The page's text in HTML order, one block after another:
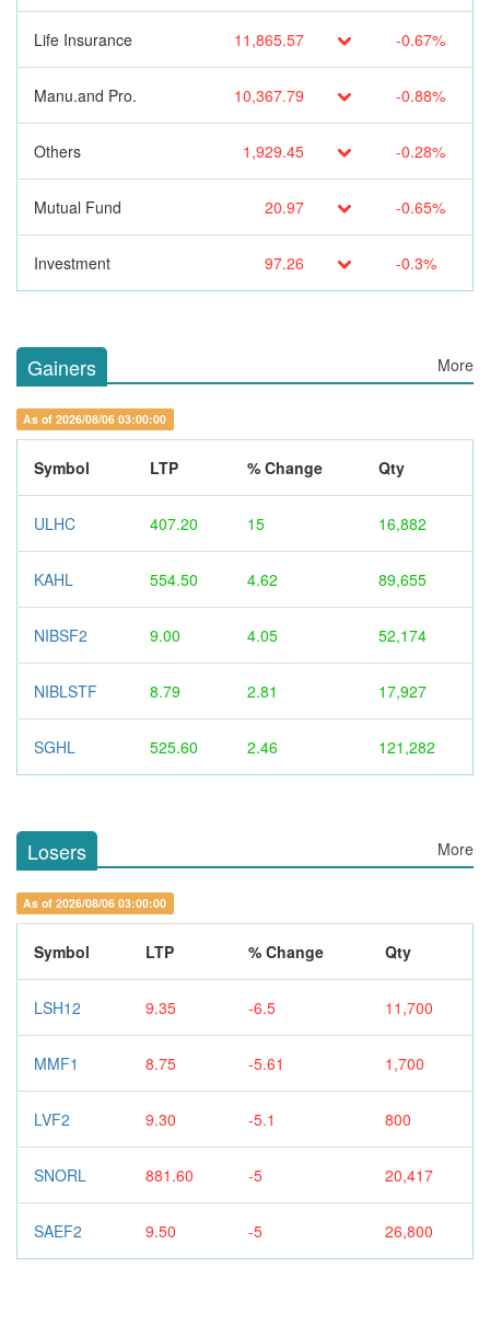
Life Insurance 11,865.57 -0.67%
Manu.and Pro. 10,367.79 -0.88%
Others 1,929.45 -0.28%
Mutual Fund 20.97 -0.65%
Investment 97.26 -0.3%
Gainers More
As of 2026/08/06 03:00:00
Symbol LTP % Change Qty
ULHC 407.20 15 16,882
KAHL 554.50 4.62 89,655
NIBSF2 9.00 4.05 52,174
NIBLSTF 8.79 2.81 17,927
SGHL 525.60 2.46 121,282
Losers More
As of 2026/08/06 03:00:00
Symbol LTP % Change Qty
LSH12 9.35 -6.5 11,700
MMF1 8.75 -5.61 1,700
LVF2 9.30 -5.1 800
SNORL 881.60 -5 20,417
SAEF2 9.50 -5 26,800